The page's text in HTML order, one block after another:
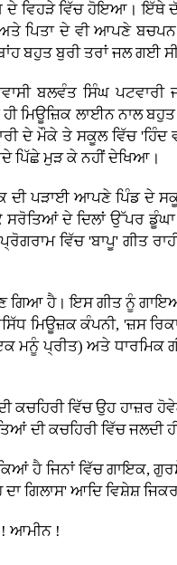
ਦੇ ਵਿਹੜੇ ਵਿੱਚ ਹੋਇਆ। ਇੱਥੇ
ਪਿਤਾ ਦੇ ਵੀ ਆਪਣੇ ਬਚਪਨ
ਬਹੁਤ ਬੁਰੀ ਤਰਾਂ ਜਲ ਗਈ
ਬਲਵੰਤ ਸਿੰਘ ਪਟਵਾਰੀ
ਮਿਊਜ਼ਿਕ ਲਾਈਨ ਨਾਲ
ਦੇ ਮੌਕੇ ਤੇ ਸਕੂਲ ਵਿੱਚ 'ਹਿੰਦ
ਪਿੱਛੇ ਮੁੜ ਕੇ ਨਹੀਂ ਦੇਖਿਆ।
ਪੜਾਈ ਆਪਣੇ ਪਿੰਡ ਦੇ
ਦੇ ਦਿਲਾਂ ਉੱਪਰ
ਵਿੱਚ 'ਬਾਪੂ' ਗੀਤ
ਗਿਆ ਹੈ। ਇਸ ਗੀਤ ਨੂੰ
ਮਿਊਜ਼ਕ ਕੰਪਨੀ, 'ਜ਼ਸ
ਮਨੂੰ ਪ੍ਰੀਤ) ਅਤੇ ਧਾਰਮਿਕ
ਵਿੱਚ ਉਹ ਹਾਜ਼ਰ
ਦੀ ਕਚਹਿਰੀ ਵਿੱਚ ਜਲਦੀ
ਹੈ ਜਿਨਾਂ ਵਿੱਚ ਗਾਇਕ,
ਗਿਲਾਸ' ਆਦਿ ਵਿਸ਼ੇਸ਼
ਆਮੀਨ !